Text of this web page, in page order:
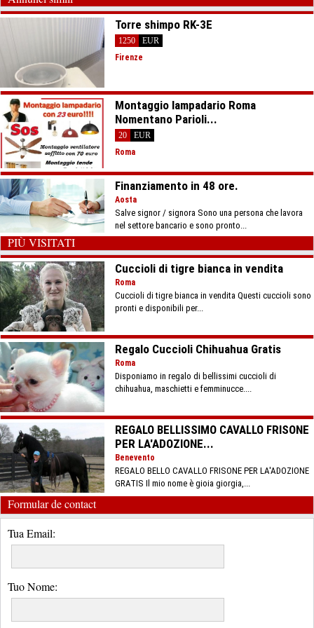
Torre shimpo RK-3E
1250
EUR
Firenze
Montaggio lampadario Roma
Nomentano Parioli...
20
EUR
Roma
Finanziamento in 48 ore.
Aosta
Salve signor / signora Sono una persona che lavora
nel settore bancario e sono pronto...
PIÙ VISITATI
Cuccioli di tigre bianca in vendita
Roma
Cuccioli di tigre bianca in vendita Questi cuccioli sono
pronti e disponibili per...
Regalo Cuccioli Chihuahua Gratis
Roma
Disponiamo in regalo di bellissimi cuccioli di
chihuahua, maschietti e femminucce....
REGALO BELLISSIMO CAVALLO FRISONE
PER LA'ADOZIONE...
Benevento
REGALO BELLO CAVALLO FRISONE PER LA'ADOZIONE
GRATIS Il mio nome è gioia giorgia,...
Formular de contact
Tua Email:
Tuo Nome: